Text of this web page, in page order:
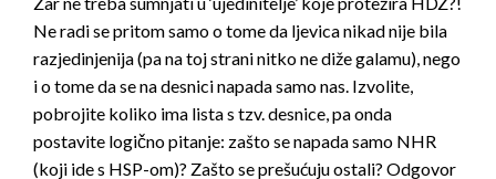
Ne radi se pritom samo o tome da ljevica nikad nije bila
razjedinjenija (pa na toj strani nitko ne diže galamu), nego
i o tome da se na desnici napada samo nas. Izvolite,
pobrojite koliko ima lista s tzv. desnice, pa onda
postavite logično pitanje: zašto se napada samo NHR
(koji ide s HSP-om)? Zašto se prešućuju ostali? Odgovor